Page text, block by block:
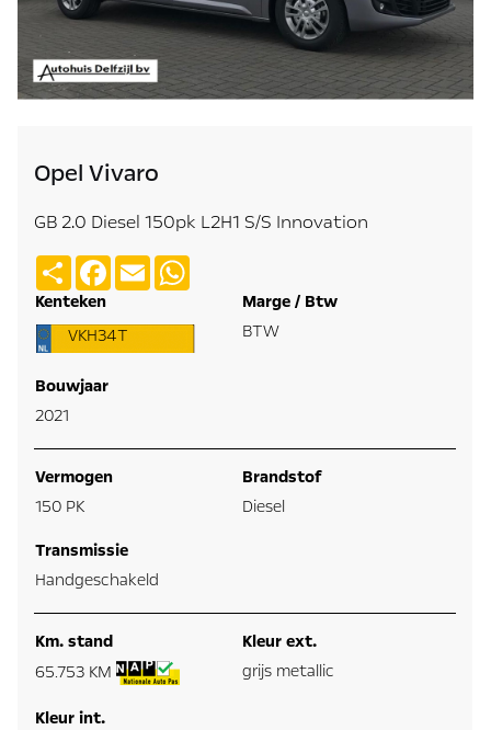
Opel Vivaro
GB 2.0 Diesel 150pk L2H1 S/S Innovation
Deel Facebook
Email
Kenteken
VKH34T
Marge / Btw
BTW
Bouwjaar
2021
Vermogen
150 PK
Brandstof
Diesel
Transmissie
Handgeschakeld
Km. stand
65.753 KM
Kleur ext.
grijs metallic
Kleur int.